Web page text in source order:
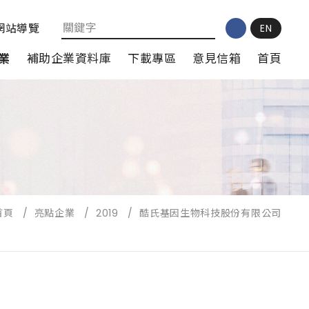
站導覽 EN
補助企業資料庫 下載專區 意見信箱 首頁
頁 / 亮點企業 / 2019 / 酷氏基因生物科技股份有限公司